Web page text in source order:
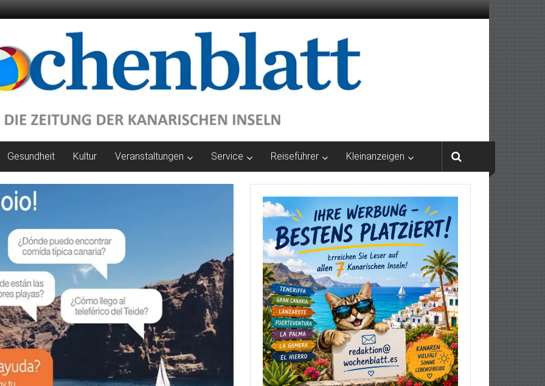
Gesundheit Kultur Veranstaltungen Service Reiseführer Kleinanzeigen